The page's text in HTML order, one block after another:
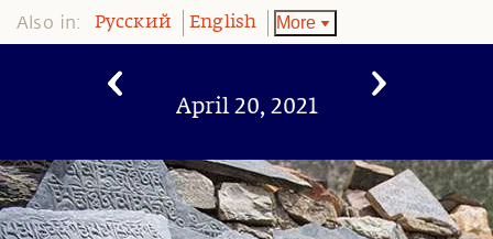
Also in: Pусский English More
April 20, 2021